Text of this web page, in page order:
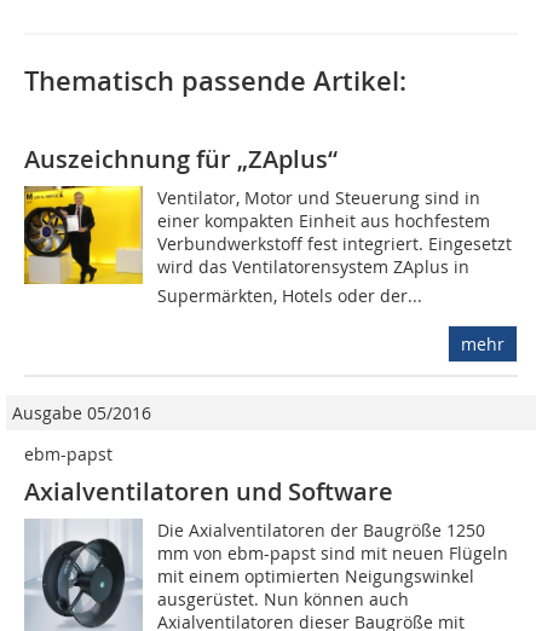
Thematisch passende Artikel:
Auszeichnung für „ZAplus“
Ventilator, Motor und Steuerung sind in
einer kompakten Einheit aus hochfestem
Verbundwerkstoff fest integriert. Eingesetzt
wird das Ventilatorensystem ZAplus in
Supermärkten, Hotels oder der...
mehr
Ausgabe 05/2016
ebm-papst
Axialventilatoren und Software
Die Axialventilatoren der Baugröße 1250
mm von ebm-papst sind mit neuen Flügeln
mit einem optimierten Neigungswinkel
ausgerüstet. Nun können auch
Axialventilatoren dieser Baugröße mit